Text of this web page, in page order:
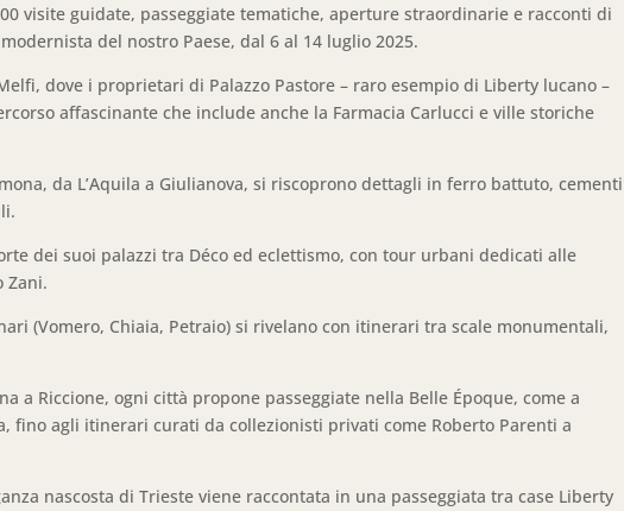
visite guidate, passeggiate tematiche, aperture straordinarie e racconti di
del nostro Paese, dal 6 al 14 luglio 2025.
dove i proprietari di Palazzo Pastore – raro esempio di Liberty lucano –
affascinante che include anche la Farmacia Carlucci e ville storiche
da L’Aquila a Giulianova, si riscoprono dettagli in ferro battuto, cementi
dei suoi palazzi tra Déco ed eclettismo, con tour urbani dedicati alle
Zani.
(Vomero, Chiaia, Petraio) si rivelano con itinerari tra scale monumentali,
a Riccione, ogni città propone passeggiate nella Belle Époque, come a
fino agli itinerari curati da collezionisti privati come Roberto Parenti a
nascosta di Trieste viene raccontata in una passeggiata tra case Liberty